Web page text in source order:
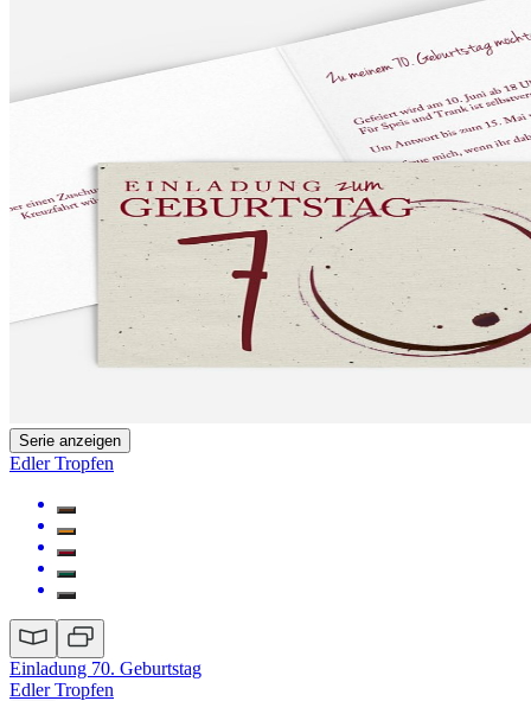
Serie anzeigen
Edler Tropfen
Einladung 70. Geburtstag
Edler Tropfen